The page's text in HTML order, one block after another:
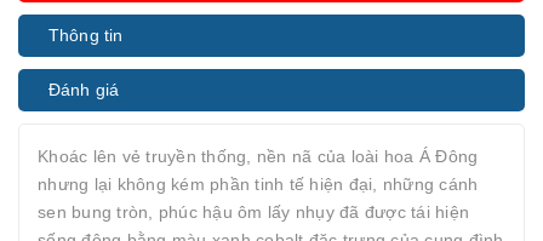
Thông tin
Đánh giá
Khoác lên vẻ truyền thống, nền nã của loài hoa Á Đông
nhưng lại không kém phần tinh tế hiện đại, những cánh
sen bung tròn, phúc hậu ôm lấy nhụy đã được tái hiện